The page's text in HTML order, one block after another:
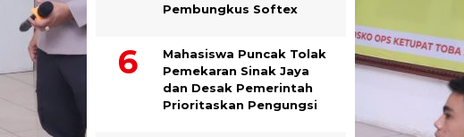
Pembungkus Softex
Mahasiswa Puncak Tolak
Pemekaran Sinak Jaya
dan Desak Pemerintah
Prioritaskan Pengungsi